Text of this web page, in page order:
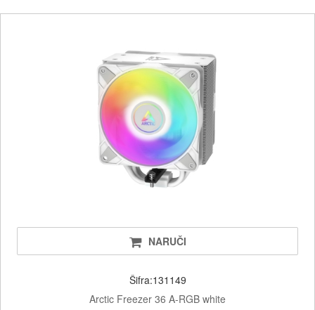
NARUČI
Šifra:131149
Arctic Freezer 36 A-RGB white